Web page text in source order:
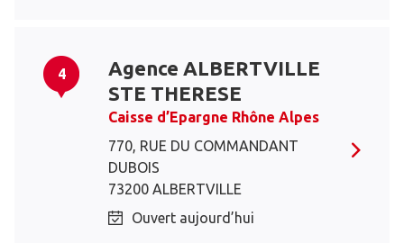
4
Agence ALBERTVILLE
STE THERESE
Caisse d’Epargne Rhône Alpes
770, RUE DU COMMANDANT
DUBOIS
73200 ALBERTVILLE
Ouvert aujourd’hui